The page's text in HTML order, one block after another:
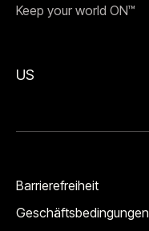
Keep your world ON™
US
Barrierefreiheit
Geschäftsbedingungen